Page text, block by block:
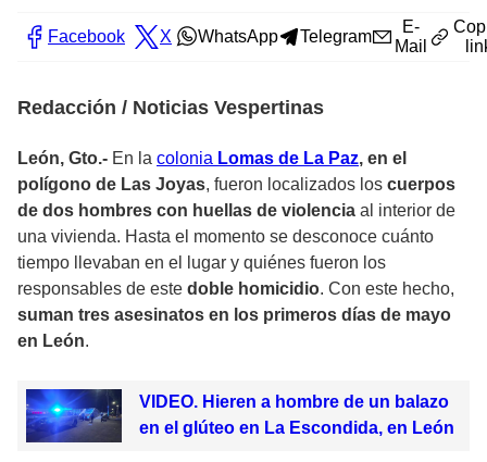
Facebook X WhatsApp Telegram
E-
Mail
Redacción / Noticias Vespertinas
León, Gto.- En la colonia Lomas de La Paz, en el
polígono de Las Joyas, fueron localizados los cuerpos
de dos hombres con huellas de violencia al interior de
una vivienda. Hasta el momento se desconoce cuánto
tiempo llevaban en el lugar y quiénes fueron los
responsables de este doble homicidio. Con este hecho,
suman tres asesinatos en los primeros días de mayo
en León.
VIDEO. Hieren a hombre de un balazo
en el glúteo en La Escondida, en León